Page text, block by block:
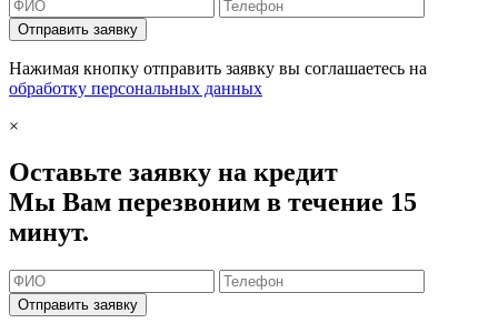
Отправить заявку
Нажимая кнопку отправить заявку вы соглашаетесь на
обработку персональных данных
×
Оставьте заявку на кредит
Мы Вам перезвоним в течение 15
минут.
Отправить заявку